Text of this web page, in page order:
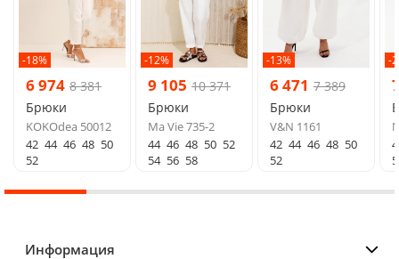
-18%
6 974 8 381
Брюки
KOKOdea 50012
42 44 46 48 50
52
-12%
9 105 10 371
Брюки
Ma Vie 735-2
44 46 48 50 52
54 56 58
-13%
6 471 7 389
Брюки
V&N 1161
42 44 46 48 50
52
-
Информация